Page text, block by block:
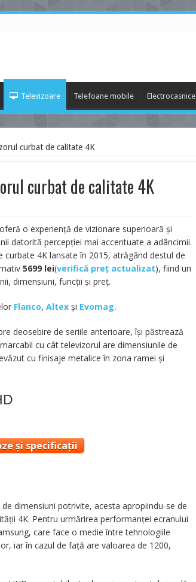
Televizoare Telefoane mobile Electrocasnice
curbat de calitate 4K
curbat de calitate 4K
o experiență de vizionare superioară și
datorită percepției mai accentuate a adâncimii.
4K lansate în 2015, atrăgând destul de
5699 lei(verifică preț actualizat), fiind un
dimensiuni, funcții și preț.
Flanco, Altexși Evomag.
deosebire de seriile anterioare, își păstrează
cu cât televizorul are dimensiunile de
cu finisaje metalice în zona ramei și
și specificații
dimensiuni potrivite, acesta apropiindu-se de
4K. Pentru urmărirea performanței ecranului
care face o medie între tehnologiile
iar în cazul de față are valoarea de 1200,